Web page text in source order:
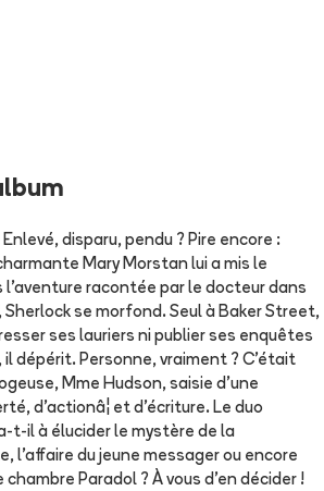
disparu, pendu ? Pire encore :
Mary Morstan lui a mis le
l'aventure racontée par le docteur dans
Sherlock se morfond. Seul à Baker Street,
ses lauriers ni publier ses enquêtes
dépérit. Personne, vraiment ? C'était
Mme Hudson, saisie d'une
d'actionâ¦ et d'écriture. Le duo
t-il à élucider le mystère de la
l'affaire du jeune messager ou encore
Paradol ? À vous d'en décider !